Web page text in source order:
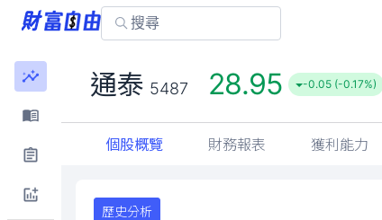
通泰 5487 28.95 -0.05 (-0.17%)
個股概覽 財務報表 獲利能力
歷史分析